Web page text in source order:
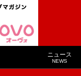
ニュース
NEWS